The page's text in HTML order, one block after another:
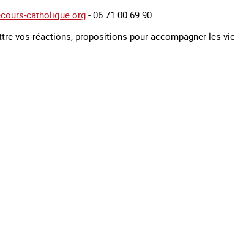
catholique.org- 06 71 00 69 90
vos réactions, propositions pour accompagner les